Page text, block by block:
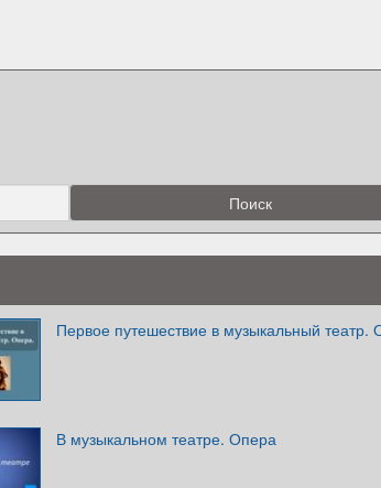
Первое путешествие в музыкальный театр.
В музыкальном театре. Опера